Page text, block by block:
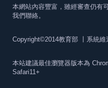
本網站內容豐富，雖經審查仍有
我們聯絡。
Copyright©2014教育部 丨系統
本站建議最佳瀏覽器版本為
Safari11+